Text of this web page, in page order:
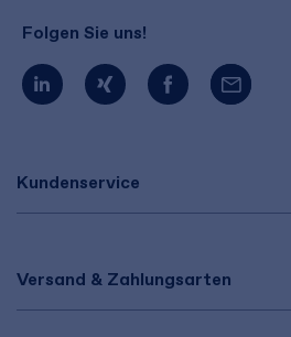
Kundenservice
Versand & Zahlungsarten
Folgen Sie uns!